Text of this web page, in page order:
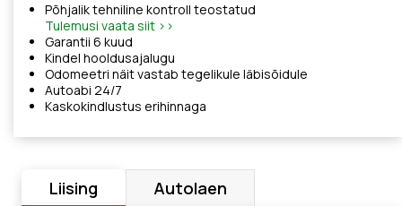
Põhjalik tehniline kontroll teostatud
Tulemusi vaata siit >>
Garantii 6 kuud
Kindel hooldusajalugu
Odomeetri näit vastab tegelikule läbisõidule
Autoabi 24/7
Kaskokindlustus erihinnaga
Liising Autolaen